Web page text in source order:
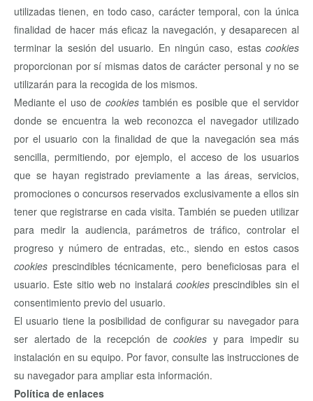
utilizadas tienen, en todo caso, carácter temporal, con la única
finalidad de hacer más eficaz la navegación, y desaparecen al
terminar la sesión del usuario. En ningún caso, estas cookies
proporcionan por sí mismas datos de carácter personal y no se
utilizarán para la recogida de los mismos.
Mediante el uso de cookiestambién es posible que el servidor
donde se encuentra la web reconozca el navegador utilizado
por el usuario con la finalidad de que la navegación sea más
sencilla, permitiendo, por ejemplo, el acceso de los usuarios
que se hayan registrado previamente a las áreas, servicios,
promociones o concursos reservados exclusivamente a ellos sin
tener que registrarse en cada visita. También se pueden utilizar
para medir la audiencia, parámetros de tráfico, controlar el
progreso y número de entradas, etc., siendo en estos casos
cookies prescindibles técnicamente, pero beneficiosas para el
usuario. Este sitio web no instalará cookies prescindibles sin el
consentimiento previo del usuario.
El usuario tiene la posibilidad de configurar su navegador para
ser alertado de la recepción de cookies y para impedir su
instalación en su equipo. Por favor, consulte las instrucciones de
su navegador para ampliar esta información.
Política de enlaces